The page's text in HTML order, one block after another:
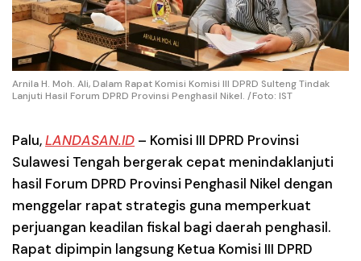
Arnila H. Moh. Ali, Dalam Rapat Komisi Komisi III DPRD Sulteng Tindak
Lanjuti Hasil Forum DPRD Provinsi Penghasil Nikel. /Foto: IST
Palu,LANDASAN.ID – Komisi III DPRD Provinsi
Sulawesi Tengah bergerak cepat menindaklanjuti
hasil Forum DPRD Provinsi Penghasil Nikel dengan
menggelar rapat strategis guna memperkuat
perjuangan keadilan fiskal bagi daerah penghasil.
Rapat dipimpin langsung Ketua Komisi III DPRD